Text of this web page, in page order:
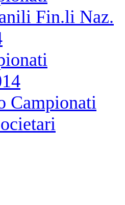
Fin.li Naz.
Campionati